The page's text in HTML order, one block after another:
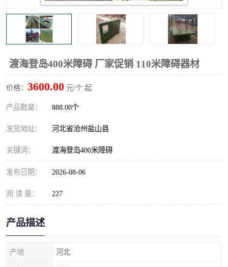
渡海登岛400米障碍 厂家促销 110米障碍器材
价格： 3600.00 元/个 起
产品数量： 888.00个
发货地址： 河北省沧州盐山县
关键词： 渡海登岛400米障碍
发布日期： 2026-08-06
阅 读 量： 227
产品描述
产地 河北